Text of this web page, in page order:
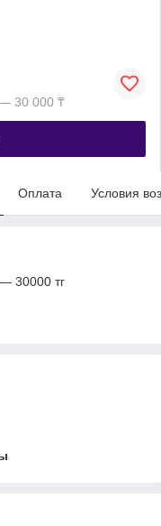
30 000 ₸
Оплата Условия
30000 тг